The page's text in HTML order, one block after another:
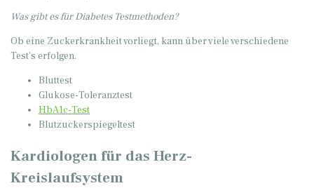
Was gibt es für Diabetes Testmethoden?
Ob eine Zuckerkrankheit vorliegt, kann über viele verschiedene
Test's erfolgen.
Bluttest
Glukose-Toleranztest
HbA1c-Test
Blutzuckerspiegeltest
Kardiologen für das Herz-
Kreislaufsystem